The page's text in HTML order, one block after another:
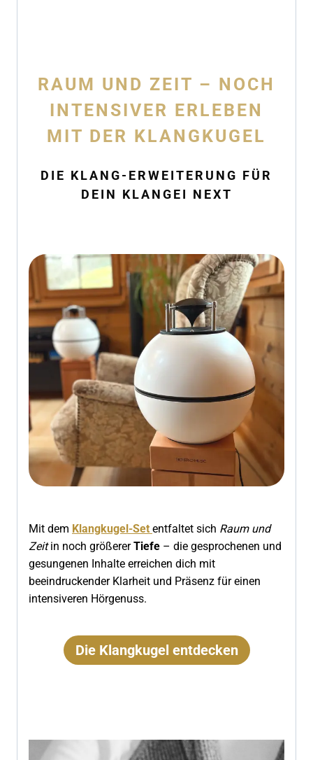
RAUM UND ZEIT – NOCH
INTENSIVER ERLEBEN
MIT DER KLANGKUGEL
DIE KLANG-ERWEITERUNG FÜR
DEIN KLANGEI NEXT
Mit dem Klangkugel-Set entfaltet sich Raum und
Zeitin noch größererTiefe – die gesprochenen und
gesungenen Inhalte erreichen dich mit
beeindruckender Klarheit und Präsenz für einen
intensiveren Hörgenuss.
Die Klangkugel entdecken